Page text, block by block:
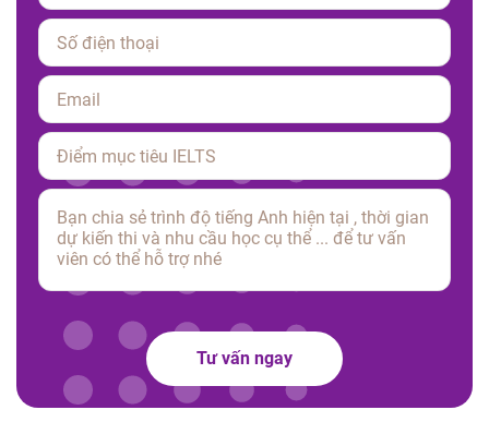
Please leave this field empty.
Tư vấn ngay